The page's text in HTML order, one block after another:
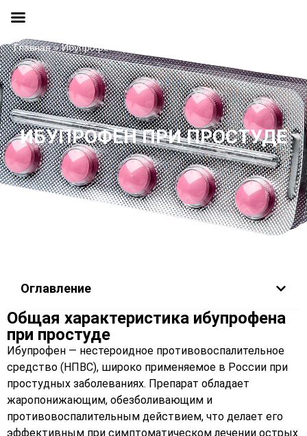
ИБУПРОФЕН ПРИ ПРОСТУДЕ
Главная»Ибупрофен при простуде
Оглавление
Общая характеристика ибупрофена
при простуде
Ибупрофен — нестероидное противовоспалительное
средство (НПВС), широко применяемое в России при
простудных заболеваниях. Препарат обладает
жаропонижающим, обезболивающим и
противовоспалительным действием, что делает его
эффективным при симптоматическом лечении острых